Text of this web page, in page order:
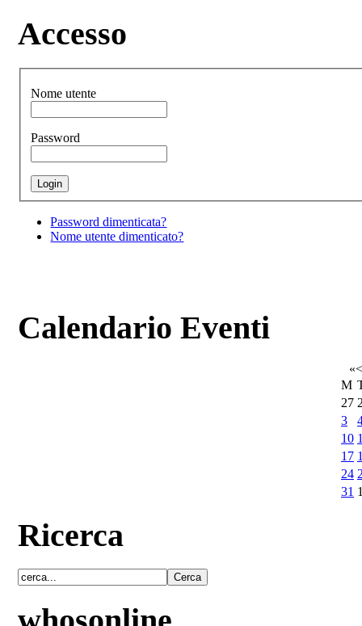
Accesso
Nome utente
Password
Password dimenticata?
Nome utente dimenticato?
Calendario Eventi
«<
M
27
3
10
17
24
31
Ricerca